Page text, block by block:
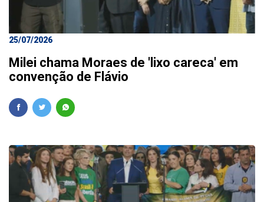
25/07/2026
Milei chama Moraes de 'lixo careca' em
convenção de Flávio